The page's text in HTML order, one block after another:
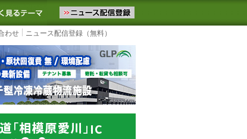
をお届けします。物流ニュースメール配信を登録す
に入りに追加 よく見るテーマ
わせ ニュース配信登録（無料）